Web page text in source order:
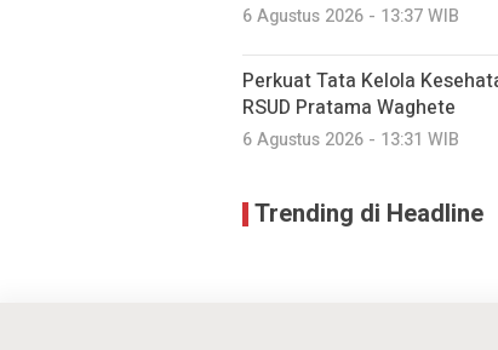
6 Agustus 2026 - 13:37 WIB
Perkuat Tata Kelola
RSUD Pratama Waghete
6 Agustus 2026 - 13:31 WIB
Trending di Headline